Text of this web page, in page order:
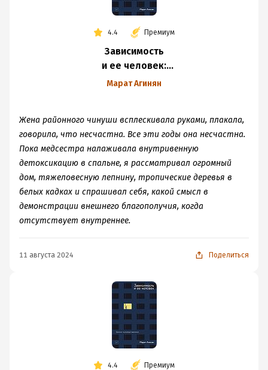
4.4 Премиум
Зависимость
и ее человек:
записки психиатра-
Марат Агинян
Жена районного чинуши всплескивала руками, плакала,
говорила, что несчастна. Все эти годы она несчастна.
Пока медсестра налаживала внутривенную
детоксикацию в спальне, я рассматривал огромный
дом, тяжеловесную лепнину, тропические деревья в
белых кадках и спрашивал себя, какой смысл в
демонстрации внешнего благополучия, когда
отсутствует внутреннее.
11 августа 2024 Поделиться
4.4 Премиум